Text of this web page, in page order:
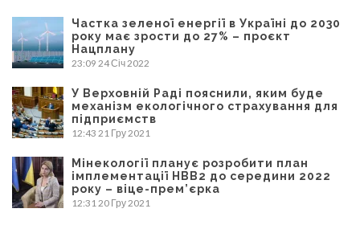
Частка зеленої енергії в Україні до 2030
року має зрости до 27% – проєкт
Нацплану
23:09 24 Січ 2022
У Верховній Раді пояснили, яким буде
механізм екологічного страхування для
підприємств
12:43 21 Гру 2021
Мінекології планує розробити план
імплементації НВВ2 до середини 2022
року – віце-прем’єрка
12:31 20 Гру 2021